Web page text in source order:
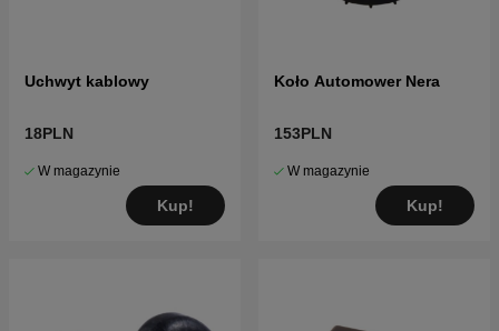
Uchwyt kablowy
18PLN
W magazynie
Kup!
Koło Automower Nera
153PLN
W magazynie
Kup!